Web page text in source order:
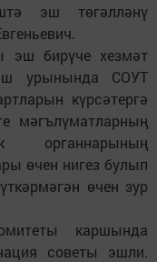
эш төгәлләнү
эш бирүче хезмәт
урынында СОУТ
күрсәтергә
мәгълүматларның
органнарының
өчен нигез булып
өчен зур
каршында
советы эшли.